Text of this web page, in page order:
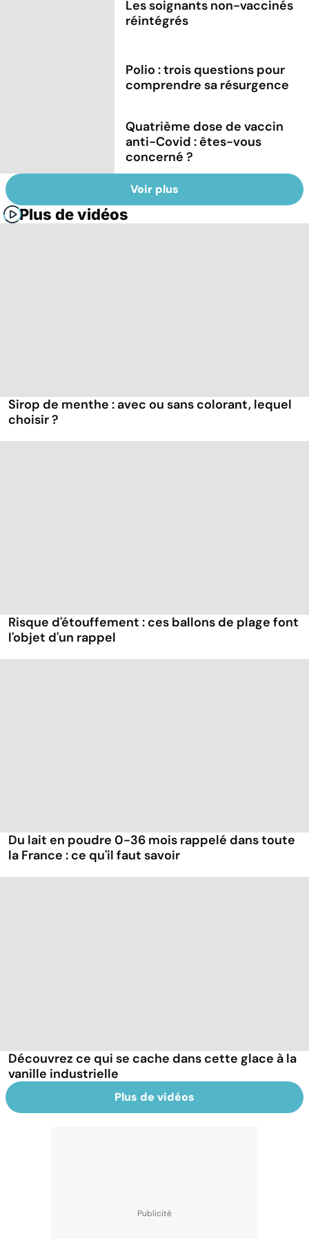
Les soignants non-vaccinés
réintégrés
Polio : trois questions pour
comprendre sa résurgence
Quatrième dose de vaccin
anti-Covid : êtes-vous
concerné ?
Voir plus
Plus de vidéos
Sirop de menthe : avec ou sans colorant, lequel
choisir ?
Risque d'étouffement : ces ballons de plage font
l'objet d'un rappel
Du lait en poudre 0-36 mois rappelé dans toute
la France : ce qu'il faut savoir
Découvrez ce qui se cache dans cette glace à la
vanille industrielle
Plus de vidéos